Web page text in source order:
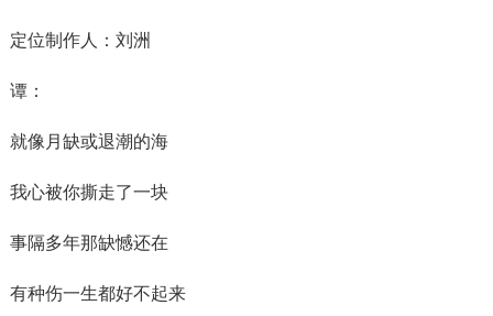
定位制作人：刘洲
谭：
就像月缺或退潮的海
我心被你撕走了一块
事隔多年那缺憾还在
有种伤一生都好不起来